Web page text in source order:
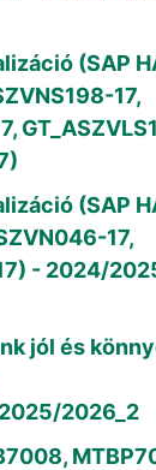
(SAP
17,
(SAP
17,
- 2024/
jól és
2026_2